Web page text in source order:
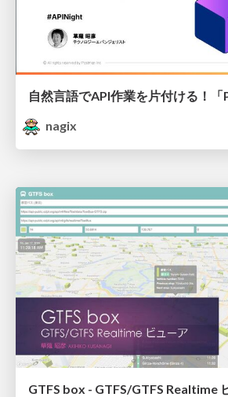
nagix
GTFS box - GTFS/GTFS Realtime